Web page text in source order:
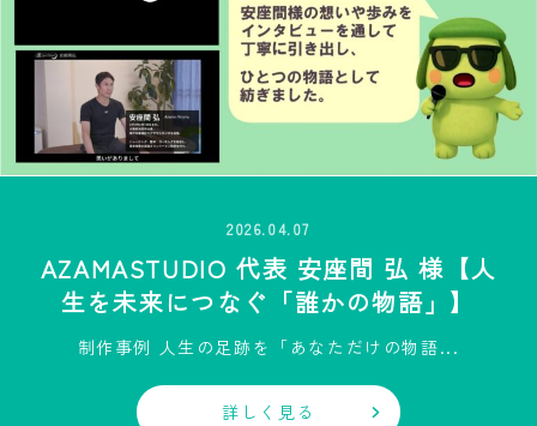
2026.04.07
AZAMASTUDIO 代表 安座間 弘 様【人
生を未来につなぐ「誰かの物語」】
制作事例 人生の足跡を「あなただけの物語...
詳しく見る